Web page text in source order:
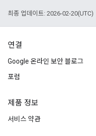
최종 업데이트: 2026-02-20(UTC)
연결
Google 온라인 보안 블로그
포럼
제품 정보
서비스 약관